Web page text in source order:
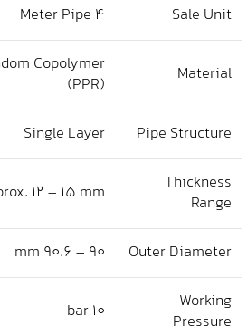
Sale Unit
4 Meter Pipe
Material
Copolymer
(PPR)
Pipe Structure
Single Layer
Thickness
Range
12 – 15 mm
Outer Diameter
90 – 90.6 mm
Working
Pressure
10 bar